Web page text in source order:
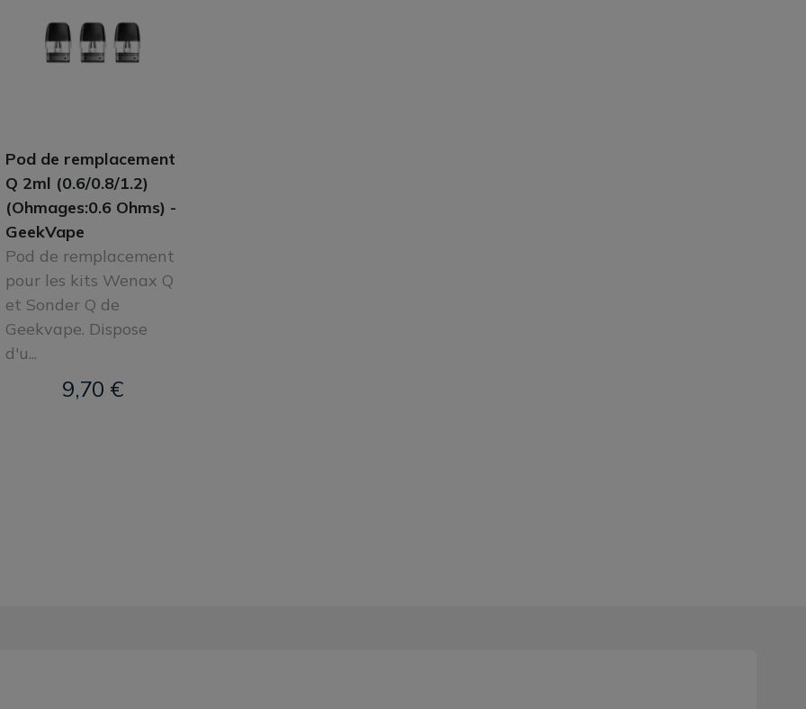
Pod de remplacement
Q 2ml (0.6/0.8/1.2)
(Ohmages:0.6 Ohms) -
GeekVape
Pod de remplacement
pour les kits Wenax Q
et Sonder Q de
Geekvape. Dispose
d'u...
9,70 €